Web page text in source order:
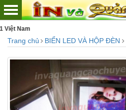
Trang chủ BIỂN LED VÀ HỘP ĐÈN